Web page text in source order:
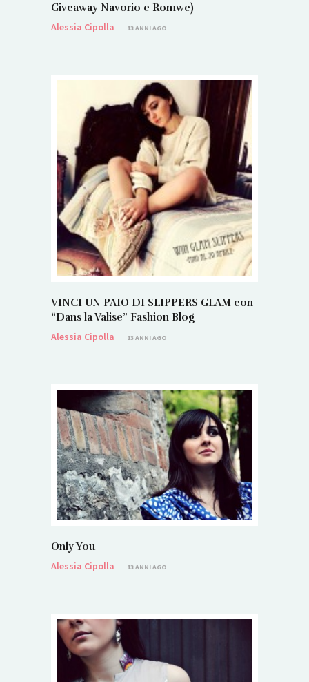
Giveaway Navorio e Romwe)
Alessia Cipolla
13 ANNI AGO
VINCI UN PAIO DI SLIPPERS GLAM con
“Dans la Valise” Fashion Blog
Alessia Cipolla
13 ANNI AGO
Only You
Alessia Cipolla
13 ANNI AGO